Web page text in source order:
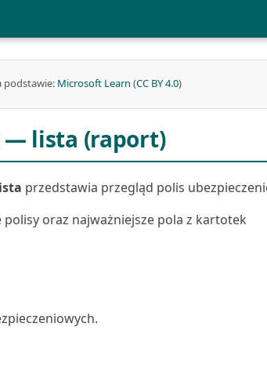
Microsoft Learn (CC BY 4.0)
— lista (raport)
przedstawia przegląd polis
oraz najważniejsze pola z kartotek